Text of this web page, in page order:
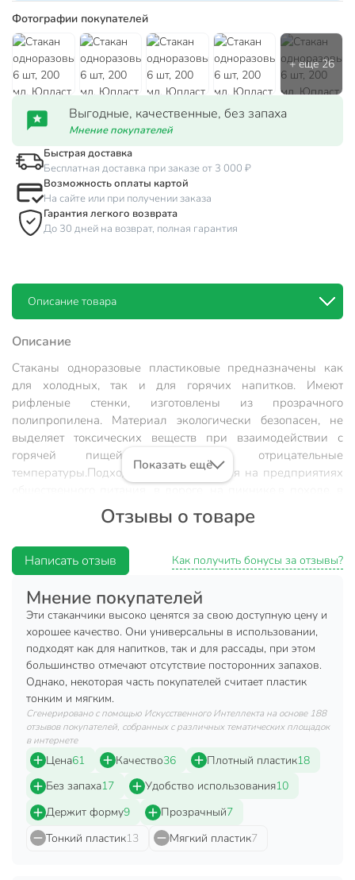
Фотографии покупателей
Выгодные, качественные, без запаха
Мнение покупателей
Быстрая доставка
Бесплатная доставка при заказе от 3 000 ₽
Возможность оплаты картой
На сайте или при получении заказа
Гарантия легкого возврата
До 30 дней на возврат, полная гарантия
Описание товара
Описание
Стаканы одноразовые пластиковые предназначены как
для холодных, так и для горячих напитков. Имеют
рифленые стенки, изготовлены из прозрачного
полипропилена. Материал экологически безопасен, не
выделяет токсических веществ при взаимодействии с
горячей пищей, выдерживает отрицательные
температуры.Подходят для применения на предприятиях
домашнем и офисном обиходе.
Количество в наборе, шт
6 шт
Объем, мл
Юпласт
Страна производства
Россия
Цвет
бесцветный
Артикул производителя
ЮНАБ2026
Вес в упаковке
Габариты упаковки
Показать ещё
Отзывы о товаре
Написать отзыв Как получить бонусы за отзывы?
Мнение покупателей
Эти стаканчики высоко ценятся за свою доступную цену и
хорошее качество. Они универсальны в использовании,
подходят как для напитков, так и для рассады, при этом
большинство отмечают отсутствие посторонних запахов.
Однако, некоторая часть покупателей считает пластик
тонким и мягким.
Сгенерировано с помощью Искусственного Интеллекта на основе 188
отзывов покупателей, собранных с различных тематических площадок
в интернете
Цена61 Качество36 Плотный пластик18
Без запаха17 Удобство использования10
Держит форму9 Прозрачный7
Тонкий пластик13 Мягкий пластик7